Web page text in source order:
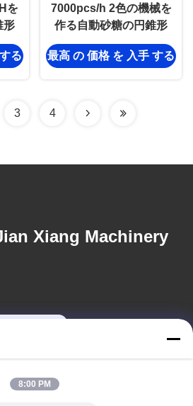
を
形
る
7000pcs/h 2色の機械を
作る自動砂糖の円錐形
最高 の 価格 を 入手 する
3 4
Xiang Machinery
8:00 PM